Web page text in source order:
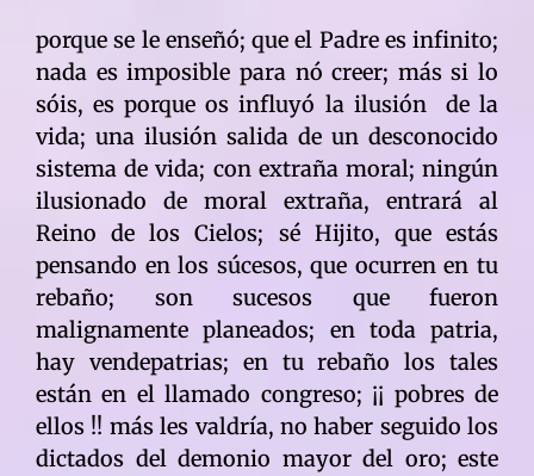
porque se le enseñó; que el Padre es infinito;
nada es imposible para nó creer; más si lo
sóis, es porque os influyó la ilusión de la
vida; una ilusión salida de un desconocido
sistema de vida; con extraña moral; ningún
ilusionado de moral extraña, entrará al
Reino de los Cielos; sé Hijito, que estás
pensando en los súcesos, que ocurren en tu
rebaño; son sucesos que fueron
malignamente planeados; en toda patria,
hay vendepatrias; en tu rebaño los tales
están en el llamado congreso; ¡¡ pobres de
ellos !! más les valdría, no haber seguido los
dictados del demonio mayor del oro; este